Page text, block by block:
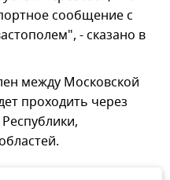
сообщение с
- сказано в
между Московской
проходить через